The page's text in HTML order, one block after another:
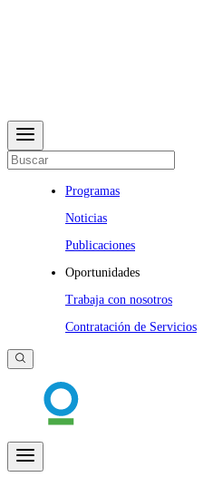
Programas
Noticias
Publicaciones
Oportunidades
Trabaja con nosotros
Contratación de Servicios